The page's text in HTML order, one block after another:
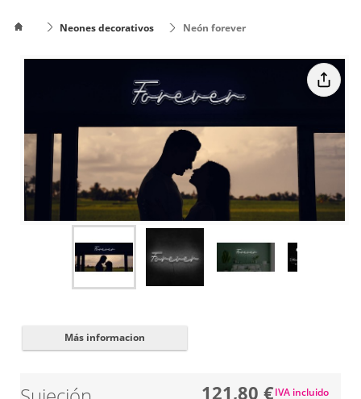
Neones decorativos Neón forever
poner el
Cerrar
Más informacion
121,80 €IVA incluido